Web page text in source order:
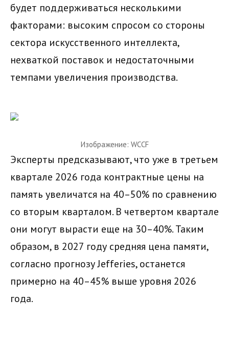
будет поддерживаться несколькими
факторами: высоким спросом со стороны
сектора искусственного интеллекта,
нехваткой поставок и недостаточными
темпами увеличения производства.
Изображение: WCCF
Эксперты предсказывают, что уже в третьем
квартале 2026 года контрактные цены на
память увеличатся на 40–50% по сравнению
со вторым кварталом. В четвертом квартале
они могут вырасти еще на 30–40%. Таким
образом, в 2027 году средняя цена памяти,
согласно прогнозу Jefferies, останется
примерно на 40–45% выше уровня 2026
года.